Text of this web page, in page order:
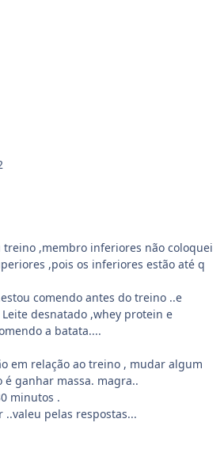
treino ,membro inferiores não coloquei
,pois os inferiores estão até q
comendo antes do treino ..e
desnatado ,whey protein e
a batata....
em relação ao treino , mudar algum
ganhar massa. magra..
minutos .
pelas respostas...